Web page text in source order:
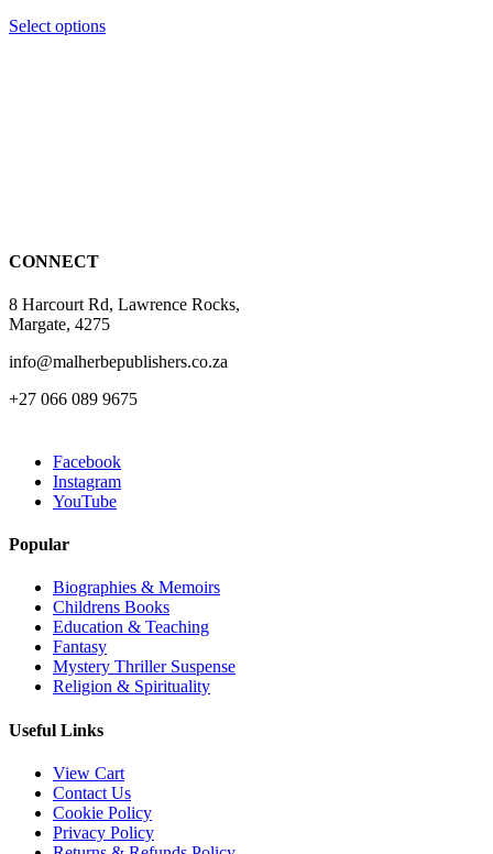
Select optionsThis
CONNECT
8 Harcourt Rd, Lawrence Rocks,
Margate, 4275
info@malherbepublishers.co.za
+27 066 089 9675
Facebook
Instagram
YouTube
Popular
Biographies & Memoirs
Childrens Books
Education & Teaching
Fantasy
Mystery Thriller Suspense
Religion & Spirituality
Useful Links
View Cart
Contact Us
Cookie Policy
Privacy Policy